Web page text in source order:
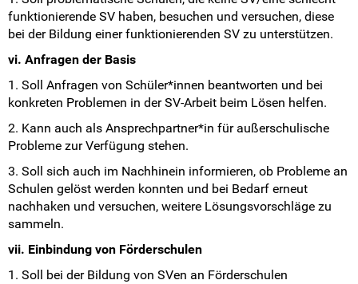
funktionierende SV haben, besuchen und versuchen, diese
bei der Bildung einer funktionierenden SV zu unterstützen.
vi. Anfragen der Basis
1. Soll Anfragen von Schüler*innen beantworten und bei
konkreten Problemen in der SV-Arbeit beim Lösen helfen.
2. Kann auch als Ansprechpartner*in für außerschulische
Probleme zur Verfügung stehen.
3. Soll sich auch im Nachhinein informieren, ob Probleme an
Schulen gelöst werden konnten und bei Bedarf erneut
nachhaken und versuchen, weitere Lösungsvorschläge zu
sammeln.
vii. Einbindung von Förderschulen
1. Soll bei der Bildung von SVen an Förderschulen